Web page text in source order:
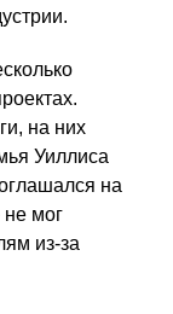
на них
Уиллиса
на
не мог
из-за